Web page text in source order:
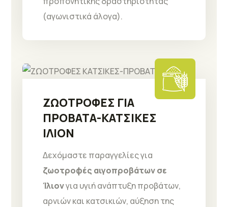
(αγωνιστικά άλογα).
ΖΩΟΤΡΟΦΕΣ ΓΙΑ
ΠΡΟΒΑΤΑ-ΚΑΤΣΙΚΕΣ
ΙΛΙΟΝ
Δεχόμαστε παραγγελίες για
ζωοτροφές αιγοπροβάτων σε
Ίλιονγια υγιή ανάπτυξη προβάτων,
αρνιών και κατσικιών, αύξηση της